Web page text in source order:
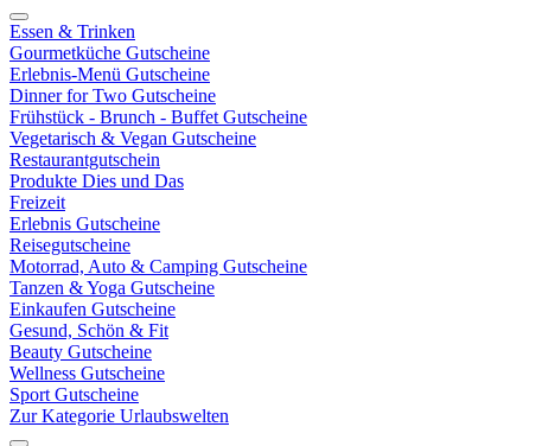
Essen & Trinken
Gourmetküche Gutscheine
Erlebnis-Menü Gutscheine
Dinner for Two Gutscheine
Frühstück - Brunch - Buffet Gutscheine
Vegetarisch & Vegan Gutscheine
Restaurantgutschein
Produkte Dies und Das
Freizeit
Erlebnis Gutscheine
Reisegutscheine
Motorrad, Auto & Camping Gutscheine
Tanzen & Yoga Gutscheine
Einkaufen Gutscheine
Gesund, Schön & Fit
Beauty Gutscheine
Wellness Gutscheine
Sport Gutscheine
Zur Kategorie Urlaubswelten